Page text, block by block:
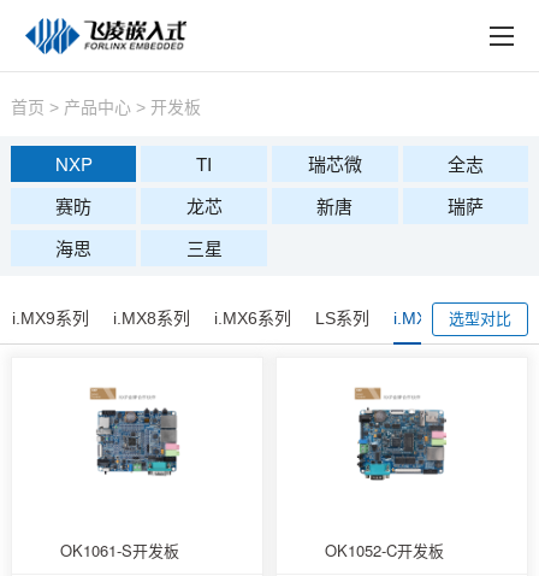
产品中心
行业应用
技术与支持
在线文档
方案定制
天猫商城
淘宝商城
在线购买
首页 > 产品中心> 开发板
NXP TI 瑞芯微
全志
赛昉
龙芯 新唐
瑞萨
海思
三星
i.MX9系列 i.MX8系列 i.MX6系列 LS系列 i.MXRT系列
选型对比
OK1061-S开发板 OK1052-C开发板